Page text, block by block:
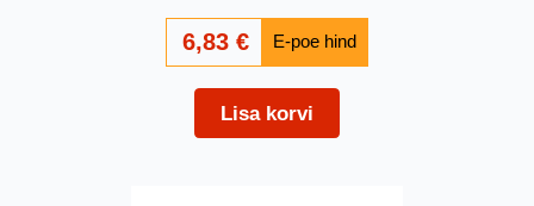
6,83€
Lisa korvi